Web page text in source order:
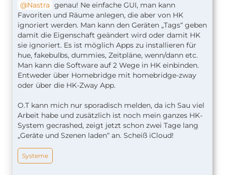
Nastra genau! Ne einfache GUI, man kann
Favoriten und Räume anlegen, die aber von HK
ignoriert werden. Man kann den Geräten „Tags“ geben
damit die Eigenschaft geändert wird oder damit HK
sie ignoriert. Es ist möglich Apps zu installieren für
hue, fakebulbs, dummies, Zeitpläne, wenn/dann etc.
Man kann die Software auf 2 Wege in HK einbinden.
Entweder über Homebridge mit homebridge-zway
oder über die HK-Zway App.
O.T kann mich nur sporadisch melden, da ich Sau viel
Arbeit habe und zusätzlich ist noch mein ganzes HK-
System gecrashed, zeigt jetzt schon zwei Tage lang
„Geräte und Szenen laden“ an. Scheiß iCloud!
Systeme